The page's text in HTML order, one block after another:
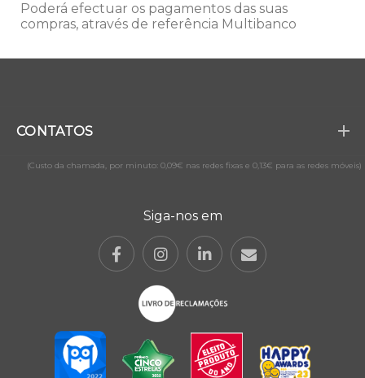
Poderá efectuar os pagamentos das suas
compras, através de referência Multibanco
CONTATOS
(Custo da chamada, por minuto: 0,09€ nas redes fixas e 0,13€ para as redes móveis)
Siga-nos em